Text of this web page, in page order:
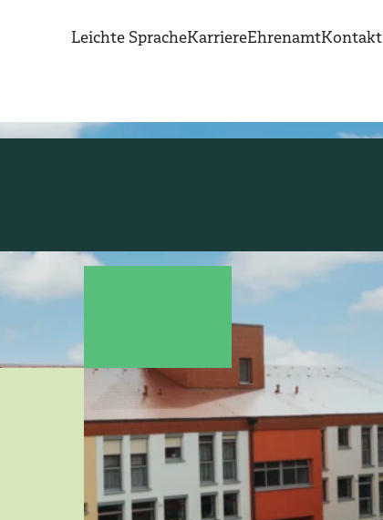
Leichte SpracheKarriereEhrenamtKontakt